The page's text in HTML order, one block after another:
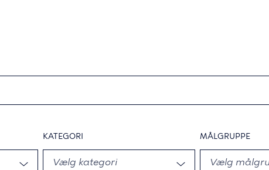
KATEGORI MÅLGRUPPE